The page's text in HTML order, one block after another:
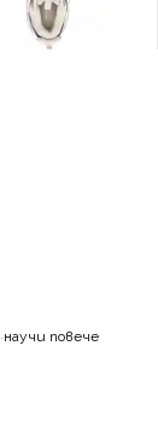
·научи повече